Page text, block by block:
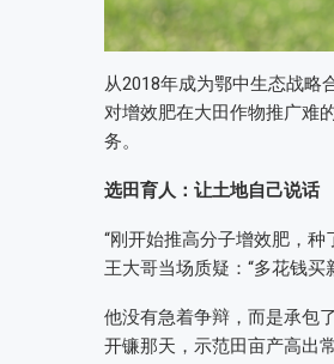
从2018年成为鄂中生态战略
对增效肥在大田作物推广难
务。
选田育人：让土地自己说话
“刚开始推高分子增效肥，
王大哥当场质疑：“多花钱
他没有急着争辩，而是承包
开镰那天，示范田亩产高出